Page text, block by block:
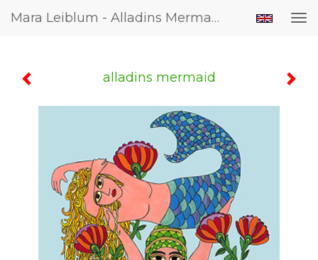
Mara Leiblum - Alladins Mermaid
alladins mermaid